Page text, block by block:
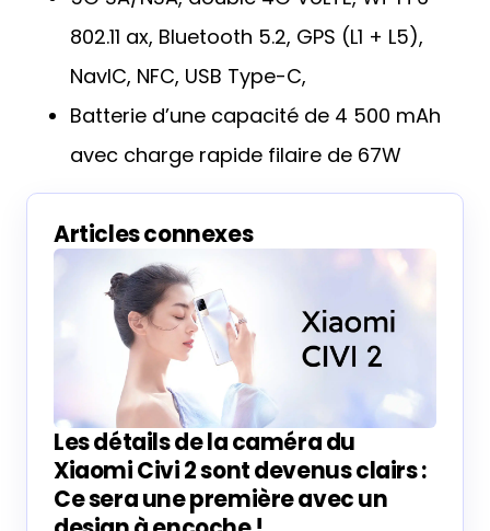
802.11 ax, Bluetooth 5.2, GPS (L1 + L5),
NavIC, NFC, USB Type-C,
Batterie d’une capacité de 4 500 mAh
avec charge rapide filaire de 67W
Articles connexes
Les détails de la caméra du
Xiaomi Civi 2 sont devenus clairs :
Ce sera une première avec un